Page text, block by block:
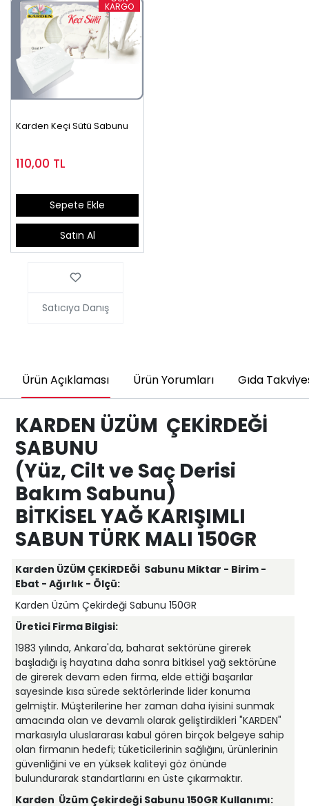
Karden Keçi Sütü Sabunu
110,00 TL
Sepete Ekle
Satın Al
Satıcıya Danış
Ürün Açıklaması Ürün Yorumları Gıda
KARDEN ÜZÜM ÇEKİRDEĞİ
SABUNU
(Yüz, Cilt ve Saç Derisi
Bakım Sabunu)
BİTKİSEL YAĞ KARIŞIMLI
SABUN TÜRK MALI 150GR
Karden ÜZÜM ÇEKİRDEĞİ Sabunu Miktar - Birim -
Ebat - Ağırlık - Ölçü:
Karden Üzüm Çekirdeği Sabunu 150GR
Üretici Firma Bilgisi:
1983 yılında, Ankara'da, baharat sektörüne girerek
başladığı iş hayatına daha sonra bitkisel yağ sektörüne
de girerek devam eden firma, elde ettiği başarılar
sayesinde kısa sürede sektörlerinde lider konuma
gelmiştir. Müşterilerine her zaman daha iyisini sunmak
amacında olan ve devamlı olarak geliştirdikleri "KARDEN"
markasıyla uluslararası kabul gören birçok belgeye sahip
olan firmanın hedefi; tüketicilerinin sağlığını, ürünlerinin
güvenliğini ve en yüksek kaliteyi göz önünde
bulundurarak standartlarını en üste çıkarmaktır.
Karden Üzüm Çekirdeği Sabunu 150GR Kullanımı: